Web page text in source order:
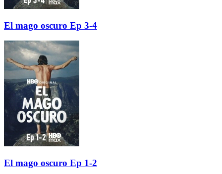
El mago oscuro Ep 3-4
El mago oscuro Ep 1-2